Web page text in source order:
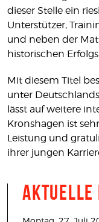
dieser Stelle ein
Unterstützer,
und neben der
historischen
Mit diesem Titel
unter
lässt auf weitere
Kronshagen ist
Leistung und
ihrer jungen
Aktuelle